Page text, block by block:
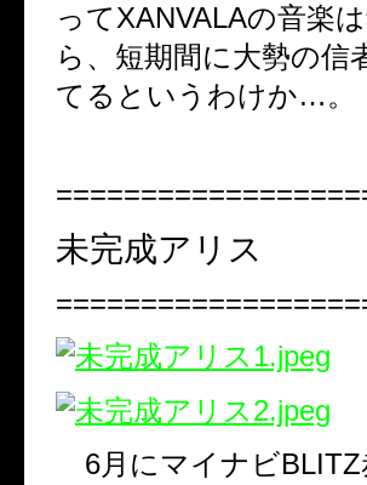
ってXANVALAの音楽
ら、短期間に大勢の
てるというわけか…。
未完成アリス
6月にマイナビBLITZ